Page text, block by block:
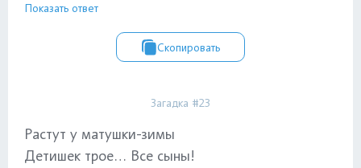
Показать ответ
Скопировать
Загадка #23
Растут у матушки-зимы
Детишек трое… Все сыны!